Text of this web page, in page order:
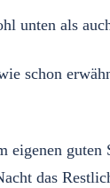
unten als
schon
das